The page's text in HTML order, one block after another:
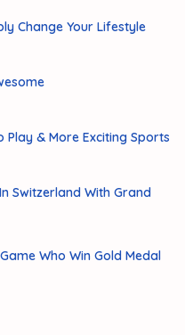
Change Your Lifestyle
Play & More Exciting Sports
Switzerland With Grand
Who Win Gold Medal